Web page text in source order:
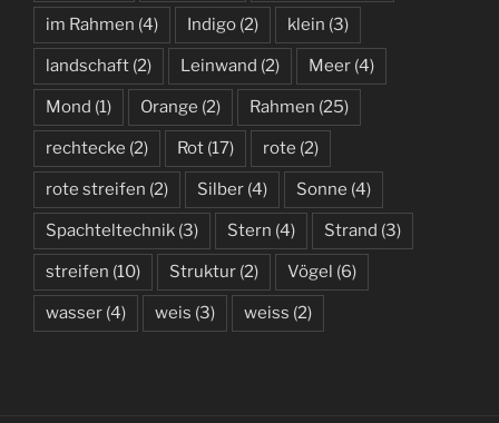
im Rahmen (4) Indigo (2) klein (3)
landschaft (2) Leinwand (2) Meer (4)
Mond (1) Orange (2) Rahmen (25)
rechtecke (2) Rot (17) rote (2)
rote streifen (2) Silber (4) Sonne (4)
Spachteltechnik (3) Stern (4) Strand (3)
streifen (10) Struktur (2) Vögel (6)
wasser (4) weis (3) weiss (2)